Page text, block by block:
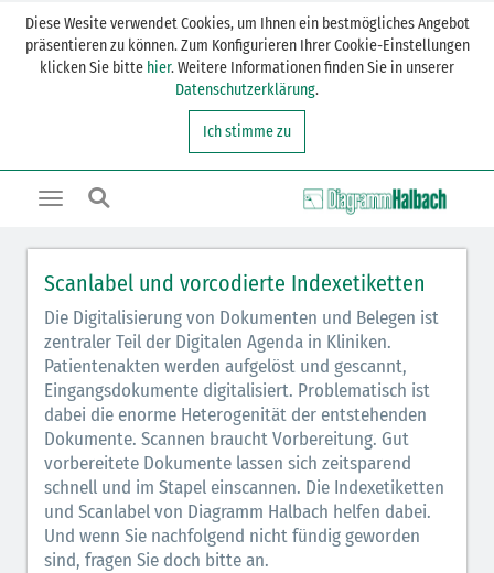
Diese Wesite verwendet Cookies, um Ihnen ein bestmögliches Angebot
präsentieren zu können. Zum Konfigurieren Ihrer Cookie-Einstellungen
klicken Sie bitte hier. Weitere Informationen finden Sie in unserer
Datenschutzerklärung.
Ich stimme zu
Toggle
Scanlabel und vorcodierte Indexetiketten
Die Digitalisierung von Dokumenten und Belegen ist
zentraler Teil der Digitalen Agenda in Kliniken.
Patientenakten werden aufgelöst und gescannt,
Eingangsdokumente digitalisiert. Problematisch ist
dabei die enorme Heterogenität der entstehenden
Dokumente. Scannen braucht Vorbereitung. Gut
vorbereitete Dokumente lassen sich zeitsparend
schnell und im Stapel einscannen. Die Indexetiketten
und Scanlabel von Diagramm Halbach helfen dabei.
Und wenn Sie nachfolgend nicht fündig geworden
sind, fragen Sie doch bitte an.